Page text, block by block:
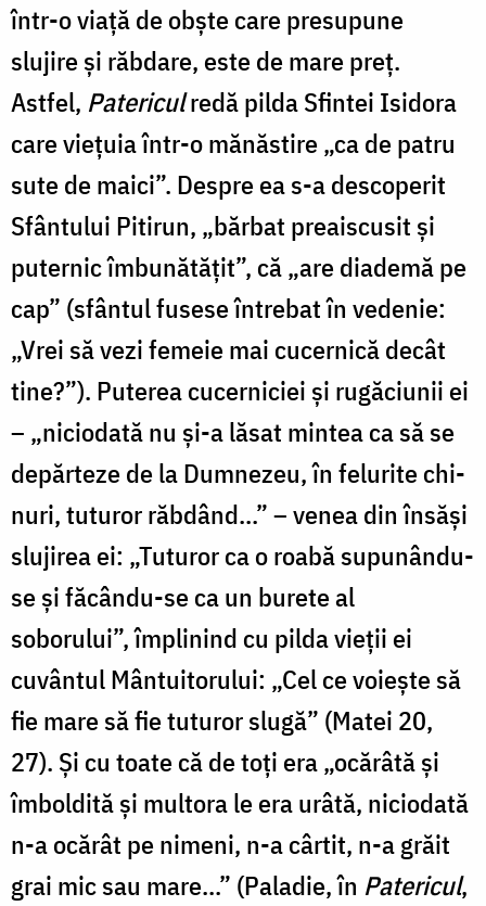
într-o viață de obște care presupune
slujire și răbdare, este de mare preț.
Astfel, Patericulredă pilda Sfintei Isidora
care viețuia într-o mănăstire „ca de patru
sute de maici”. Despre ea s-a desco­perit
Sfântului Pitirun, „bărbat preaiscusit și
puternic îmbunătățit”, că „are diademă pe
cap” (sfântul fusese întrebat în vedenie:
„Vrei să vezi femeie mai cucernică decât
tine?”). Puterea cucerniciei și rugăciunii ei
– „niciodată nu și-a lăsat mintea ca să se
depărteze de la Dumnezeu, în felurite chi­
nuri, tuturor răbdând...” – venea din în­săși
slujirea ei: „Tuturor ca o roabă supunându-
se și făcându-se ca un burete al
soborului”, împlinind cu pilda vieții ei
cuvântul Mântuitorului: „Cel ce voiește să
fie mare să fie tuturor slugă” (Matei 20,
27). Și cu toate că de toți era „ocărâtă și
îmboldită și multora le era urâtă, niciodată
n-a ocărât pe nimeni, n-a cârtit, n-a grăit
grai mic sau mare...” (Paladie, în Patericul,